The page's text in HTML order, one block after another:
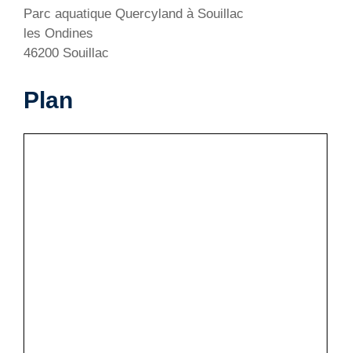
Parc aquatique Quercyland à Souillac
les Ondines
46200 Souillac
Plan